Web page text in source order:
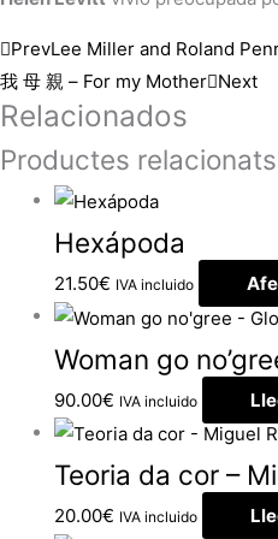
PrevLee Miller and Roland
我 母 親 – For my Mother Next
Relacionados
Productes relacionats
Hexápoda
21.50€ IVA incluido
Woman go
90.00€ IVA incluido
Teoria da cor –
20.00€ IVA incluido